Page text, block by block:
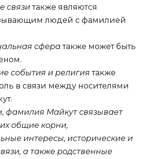
связитакже являются
людей с фамилией
сфератакже может быть
события и религия также
в связи между носителями
фамилия Майкут связывает
общие корни,
интересы, исторические и
а также родственные